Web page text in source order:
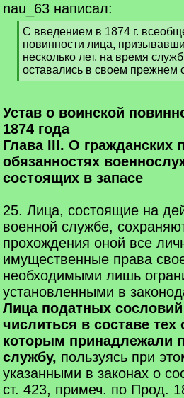
nau_63 написал:
[
q
]
С введением в 1874 г.
повинности лица,
несколько лет, на время
оставались в своем прежнем
[
q
]
Устав о воинской
1874 года
Глава III. О гражданских
обязанностях
состоящих в запасе
25. Лица, состоящие на
военной службе,
прохождения оной все
имущественные права
необходимыми лишь
установленными в
Лица податных
числиться в составе тех
которым принадлежали
службу, пользуясь при
указанными в законах о
ст. 423, примеч. по Прод.